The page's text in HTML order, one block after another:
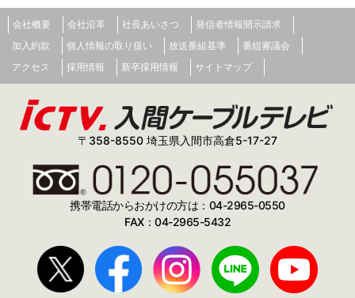
会社概要 会社沿革 社長あいさつ
発信者情報開示請求
加入約款
個人情報の取り扱い 放送番組基準
番組審議会
アクセス
採用情報 新卒採用情報 サイトマップ
〒358-8550 埼玉県入間市高倉5-17-27
携帯電話からおかけの方は：04-2965-0550
FAX：04-2965-5432